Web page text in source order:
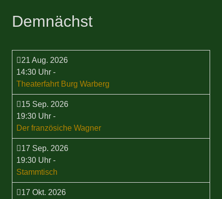
Demnächst
21 Aug. 2026
14:30 Uhr -
Theaterfahrt Burg Warberg
15 Sep. 2026
19:30 Uhr -
Der französiche Wagner
17 Sep. 2026
19:30 Uhr -
Stammtisch
17 Okt. 2026